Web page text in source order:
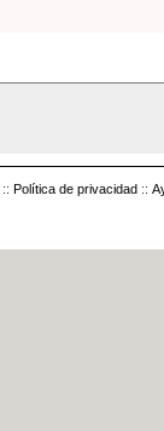
:: Política de privacidad ::